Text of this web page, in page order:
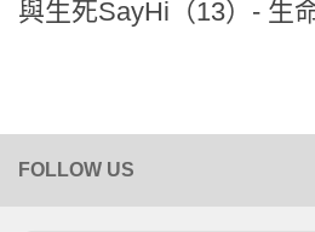
與生死SayHi（13）- 生